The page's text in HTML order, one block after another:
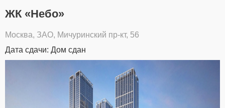
ЖК «Небо»
Москва, ЗАО, Мичуринский пр-кт, 56
Дата сдачи: Дом сдан